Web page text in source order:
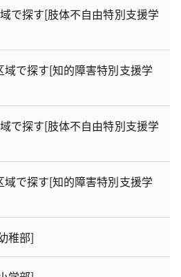
で探す[肢体不自由特別支援学
で探す[知的障害特別支援学
で探す[肢体不自由特別支援学
で探す[知的障害特別支援学
稚部]